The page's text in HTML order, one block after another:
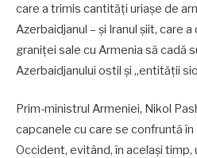
care a trimis cantități uriașe de
Azerbaidjanul – și Iranul șiit, care
graniței sale cu Armenia să cadă
Azerbaidjanului ostil și „entității
Prim-ministrul Armeniei, Nikol
capcanele cu care se confruntă
Occident, evitând, în același timp,